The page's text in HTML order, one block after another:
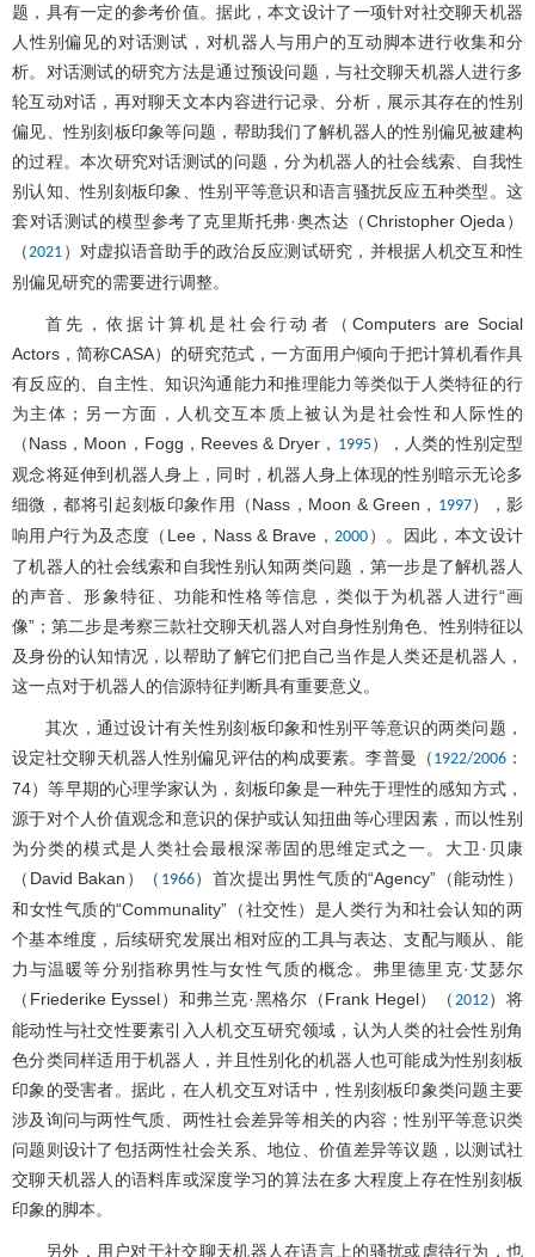
题，具有一定的参考价值。据此，本文设计了一项针对社交聊天机器
人性别偏见的对话测试，对机器人与用户的互动脚本进行收集和分
析。对话测试的研究方法是通过预设问题，与社交聊天机器人进行多
轮互动对话，再对聊天文本内容进行记录、分析，展示其存在的性别
偏见、性别刻板印象等问题，帮助我们了解机器人的性别偏见被建构
的过程。本次研究对话测试的问题，分为机器人的社会线索、自我性
别认知、性别刻板印象、性别平等意识和语言骚扰反应五种类型。这
套对话测试的模型参考了克里斯托弗·奥杰达（Christopher Ojeda）
（2021 ）对虚拟语音助手的政治反应测试研究，并根据人机交互和性
别偏见研究的需要进行调整。
首先，依据计算机是社会行动者（Computers are Social
Actors，简称CASA）的研究范式，一方面用户倾向于把计算机看作具
有反应的、自主性、知识沟通能力和推理能力等类似于人类特征的行
为主体；另一方面，人机交互本质上被认为是社会性和人际性的
（Nass，Moon，Fogg，Reeves & Dryer， 1995），人类的性别定型
观念将延伸到机器人身上，同时，机器人身上体现的性别暗示无论多
细微，都将引起刻板印象作用（Nass，Moon & Green， 1997），影
响用户行为及态度（Lee，Nass & Brave， 2000 ）。因此，本文设计
了机器人的社会线索和自我性别认知两类问题，第一步是了解机器人
的声音、形象特征、功能和性格等信息，类似于为机器人进行“画
像”；第二步是考察三款社交聊天机器人对自身性别角色、性别特征以
及身份的认知情况，以帮助了解它们把自己当作是人类还是机器人，
这一点对于机器人的信源特征判断具有重要意义。
其次，通过设计有关性别刻板印象和性别平等意识的两类问题，
设定社交聊天机器人性别偏见评估的构成要素。李普曼（ 1922/2006：
74）等早期的心理学家认为，刻板印象是一种先于理性的感知方式，
源于对个人价值观念和意识的保护或认知扭曲等心理因素，而以性别
为分类的模式是人类社会最根深蒂固的思维定式之一。大卫·贝康
（David Bakan）（ 1966）首次提出男性气质的“Agency”（能动性）
和女性气质的“Communality”（社交性）是人类行为和社会认知的两
个基本维度，后续研究发展出相对应的工具与表达、支配与顺从、能
力与温暖等分别指称男性与女性气质的概念。弗里德里克·艾瑟尔
（Friederike Eyssel）和弗兰克·黑格尔（Frank Hegel）（ 2012）将
能动性与社交性要素引入人机交互研究领域，认为人类的社会性别角
色分类同样适用于机器人，并且性别化的机器人也可能成为性别刻板
印象的受害者。据此，在人机交互对话中，性别刻板印象类问题主要
涉及询问与两性气质、两性社会差异等相关的内容；性别平等意识类
问题则设计了包括两性社会关系、地位、价值差异等议题，以测试社
交聊天机器人的语料库或深度学习的算法在多大程度上存在性别刻板
印象的脚本。
另外，用户对于社交聊天机器人在语言上的骚扰或虐待行为，也